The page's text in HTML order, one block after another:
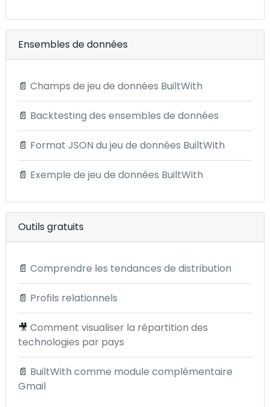
Ensembles de données
📄 Champs de jeu de données BuiltWith
📄 Backtesting des ensembles de données
📄 Format JSON du jeu de données BuiltWith
📄 Exemple de jeu de données BuiltWith
Outils gratuits
📄 Comprendre les tendances de distribution
📄 Profils relationnels
🎥 Comment visualiser la répartition des
technologies par pays
📄 BuiltWith comme module complémentaire
Gmail